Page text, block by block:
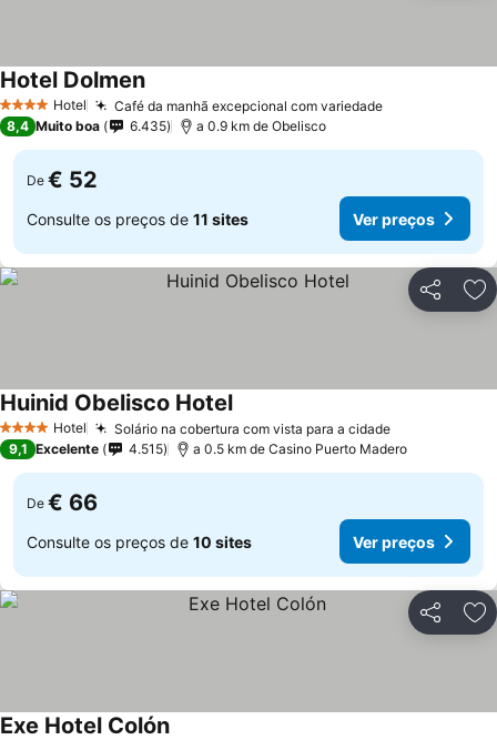
4 EstrelasHotel Café da manhã excepcional com variedade
Hotel Dolmen
8,4 Muito boa 6.435 a 0.9 km de Obelisco
De € 52
Consulte os preços de 11 sites Ver preços
Partilhar
4 EstrelasHotel Solário na cobertura com vista para a cidade
Huinid Obelisco Hotel
9,1 Excelente 4.515 a 0.5 km de Casino Puerto Madero
De € 66
Consulte os preços de 10 sites Ver preços
Partilhar
Exe Hotel Colón